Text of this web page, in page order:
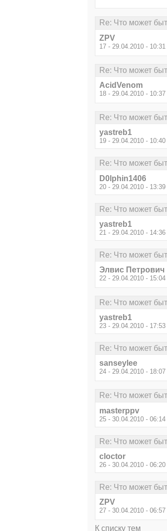
Re: Что может
ZPV
17 - 29.04.2010 - 10:31
Re: Что может
AcidVenom
18 - 29.04.2010 - 10:37
Re: Что может
yastreb1
19 - 29.04.2010 - 10:40
Re: Что может
D0lphin1406
20 - 29.04.2010 - 13:39
Re: Что может
yastreb1
21 - 29.04.2010 - 14:36
Re: Что может
Элвис Петрович
22 - 29.04.2010 - 15:04
Re: Что может
yastreb1
23 - 29.04.2010 - 17:53
Re: Что может
sanseylee
24 - 29.04.2010 - 18:07
Re: Что может
masterppv
25 - 30.04.2010 - 06:14
Re: Что может
cloctor
26 - 30.04.2010 - 06:20
Re: Что может
ZPV
27 - 30.04.2010 - 06:57
К списку тем